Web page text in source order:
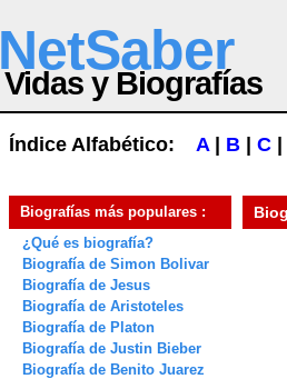
NetSaber
Vidas y Biografías
Índice Alfabético: A| B C
Biografías más populares :
¿Qué es biografía?
Biografía de Simon Bolivar
Biografía de Jesus
Biografía de Aristoteles
Biografía de Platon
Biografía de Justin Bieber
Biografía de Benito Juarez